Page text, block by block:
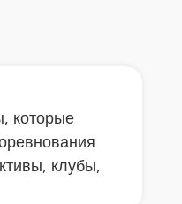
которые
клубы,